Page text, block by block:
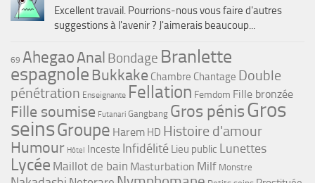
Excellent travail. Pourrions-nous vous faire d'autres
suggestions à l'avenir ? J'aimerais beaucoup...
69 AhegaoAnal Bondage Branlette
espagnole Bukkake Chambre Chantage Double
pénétration Enseignante Fellation Femdom Fille bronzée
Fille soumise Futanari Gangbang Gros pénisGros
seinsGroupe Harem HD Histoire d'amour
Humour Hôtel Inceste Infidélité Lieu public Lunettes
Lycée Maillot de bain Masturbation Milf Monstre